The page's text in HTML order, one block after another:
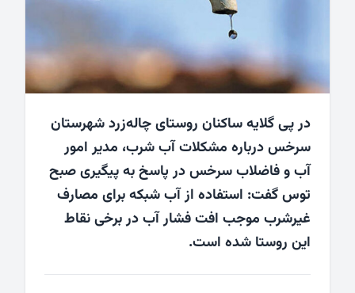
در پی گلایه ساکنان روستای چاله‌زرد شهرستان
سرخس درباره مشکلات آب شرب، مدیر امور
آب و فاضلاب سرخس در پاسخ به پیگیری صبح
توس گفت: استفاده از آب شبکه برای مصارف
غیرشرب موجب افت فشار آب در برخی نقاط
این روستا شده است.